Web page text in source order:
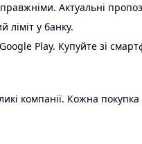
Актуальні
ліміт у банку.
Play. Купуйте зі
компанії. Кожна покупка